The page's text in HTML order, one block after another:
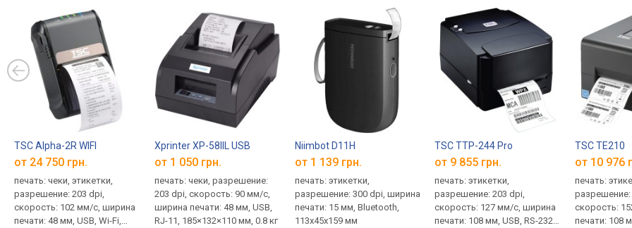
TSC Alpha-2R WIFI
от 24 750 грн.
печать: чеки, этикетки,
разрешение: 203 dpi,
скорость: 102 мм/с, ширина
печати: 48 мм, USB, Wi-Fi,
Xprinter XP-58IIL USB
от 1 050 грн.
печать: чеки, разрешение:
203 dpi, скорость: 90 мм/с,
ширина печати: 48 мм, USB,
RJ-11, 185×132×110 мм, 0.8 кг
Niimbot D11H
от 1 139 грн.
печать: этикетки,
разрешение: 300 dpi, ширина
печати: 15 мм, Bluetooth,
113х45х159 мм
TSC TTP-244 Pro
от 9 855 грн.
печать: этикетки,
разрешение: 203 dpi,
скорость: 127 мм/с, ширина
печати: 108 мм, USB, RS-232,
TSC TE210
от 10 976
печать:
разрешение:
скорость:
печати: 108